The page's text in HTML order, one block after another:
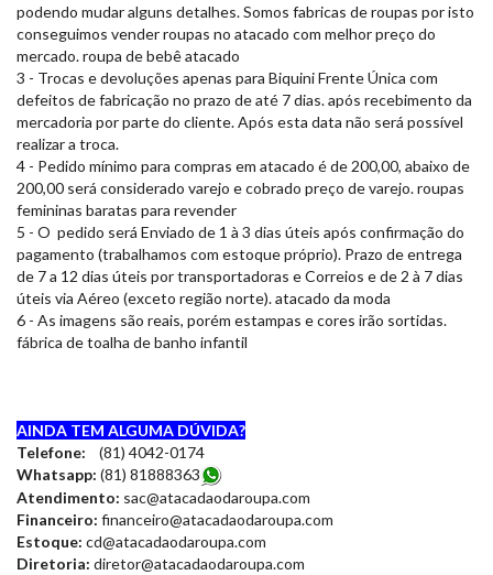
podendo mudar alguns detalhes. Somos fabricas de roupas por isto
conseguimos vender roupas no atacado com melhor preço do
mercado. roupa de bebê atacado
3 - Trocas e devoluções apenas para Biquini Frente Única com
defeitos de fabricação no prazo de até 7 dias. após recebimento da
mercadoria por parte do cliente. Após esta data não será possível
realizar a troca.
4 - Pedido mínimo para compras em atacado é de 200,00, abaixo de
200,00 será considerado varejo e cobrado preço de varejo. roupas
femininas baratas para revender
5 - O pedido será Enviado de 1 à 3 dias úteis após confirmação do
pagamento (trabalhamos com estoque próprio). Prazo de entrega
de 7 a 12 dias úteis por transportadoras e Correios e de 2 à 7 dias
úteis via Aéreo (exceto região norte). atacado da moda
6 - As imagens são reais, porém estampas e cores irão sortidas.
fábrica de toalha de banho infantil
AINDA TEM ALGUMA DÚVIDA?
Telefone: (81) 4042-0174
Whatsapp: (81) 81888363
Atendimento: sac@atacadaodaroupa.com
Financeiro: financeiro@atacadaodaroupa.com
Estoque: cd@atacadaodaroupa.com
Diretoria: diretor@atacadaodaroupa.com